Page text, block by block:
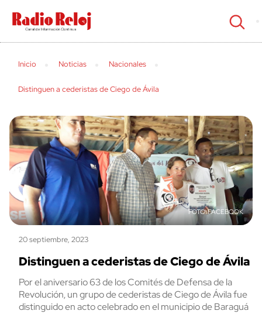
cerrar
Inicio Noticias Nacionales
Distinguen a cederistas de Ciego de Ávila
FACEBOOK
20 septiembre, 2023
Distinguen a cederistas de Ciego de Ávila
Por el aniversario 63 de los Comités de Defensa de la
Revolución, un grupo de cederistas de Ciego de Ávila fue
distinguido en acto celebrado en el municipio de Baraguá